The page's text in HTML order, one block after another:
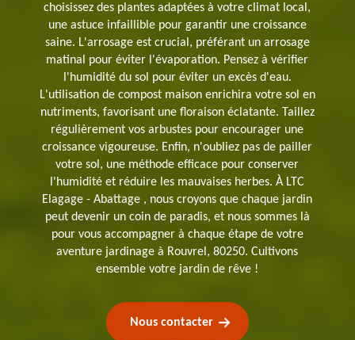
choisissez des plantes adaptées à votre climat local,
une astuce infaillible pour garantir une croissance
saine. L'arrosage est crucial, préférant un arrosage
matinal pour éviter l'évaporation. Pensez à vérifier
l'humidité du sol pour éviter un excès d'eau.
L'utilisation de compost maison enrichira votre sol en
nutriments, favorisant une floraison éclatante. Taillez
régulièrement vos arbustes pour encourager une
croissance vigoureuse. Enfin, n'oubliez pas de pailler
votre sol, une méthode efficace pour conserver
l'humidité et réduire les mauvaises herbes. À LTC
Elagage - Abattage , nous croyons que chaque jardin
peut devenir un coin de paradis, et nous sommes là
pour vous accompagner à chaque étape de votre
aventure jardinage à Rouvrel, 80250. Cultivons
ensemble votre jardin de rêve !
Nous contacter